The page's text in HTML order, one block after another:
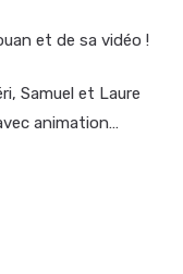
et de sa vidéo !
Samuel et Laure
animation…